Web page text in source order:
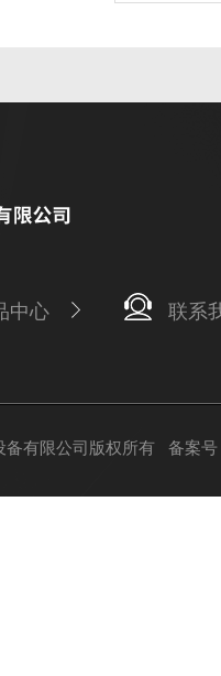
中心 联系
备有限公司版权所有 备案号